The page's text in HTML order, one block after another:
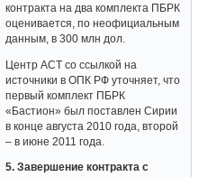
контракта на два комплекта ПБРК
оценивается, по неофициальным
данным, в 300 млн дол.
Центр АСТ со ссылкой на
источники в ОПК РФ уточняет, что
первый комплект ПБРК
«Бастион» был поставлен Сирии
в конце августа 2010 года, второй
– в июне 2011 года.
5. Завершение контракта с